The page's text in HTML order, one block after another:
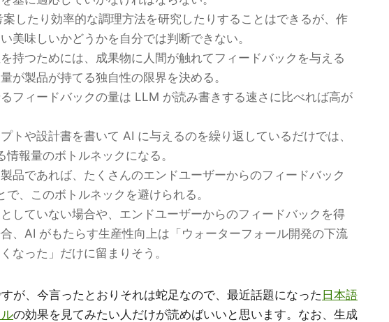
したり効率的な調理方法を研究したりすることはできるが、作
美味しいかどうかを自分では判断できない。
持つためには、成果物に人間が触れてフィードバックを与える
が製品が持てる独自性の限界を決める。
フィードバックの量は LLM が読み書きする速さに比べれば高が
トや設計書を書いて AI に与えるのを繰り返しているだけでは、
報量のボトルネックになる。
品であれば、たくさんのエンドユーザーからのフィードバック
、このボトルネックを避けられる。
していない場合や、エンドユーザーからのフィードバックを得
、AI がもたらす生産性向上は「ウォーターフォール開発の下流
なった」だけに留まりそう。
が、今言ったとおりそれは蛇足なので、最近話題になった 日本語
の効果を見てみたい人だけが読めばいいと思います。なお、生成